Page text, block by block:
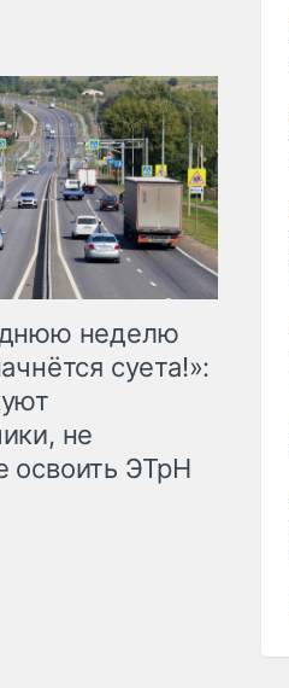
неделю
суета!»:
не
освоить ЭТрН